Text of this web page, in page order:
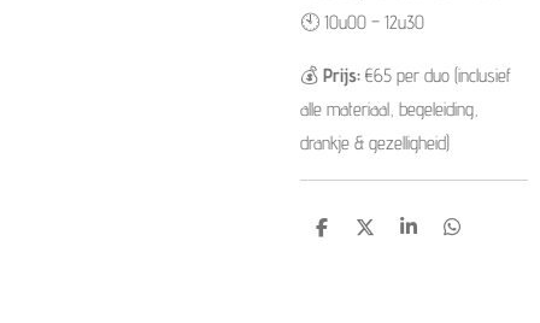
🕙 10u00 – 12u30
💰 Prijs: €65 per duo (inclusief
alle materiaal, begeleiding,
drankje & gezelligheid)
D
D
S
D